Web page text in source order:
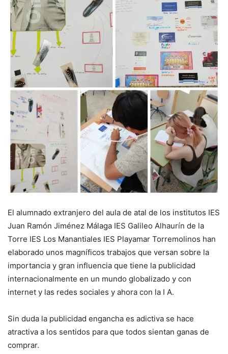
El alumnado extranjero del aula de atal de los institutos IES
Juan Ramón Jiménez Málaga IES Galileo Alhaurín de la
Torre IES Los Manantiales IES Playamar Torremolinos han
elaborado unos magníficos trabajos que versan sobre la
importancia y gran influencia que tiene la publicidad
internacionalmente en un mundo globalizado y con
internet y las redes sociales y ahora con la I A.
Sin duda la publicidad engancha es adictiva se hace
atractiva a los sentidos para que todos sientan ganas de
comprar.